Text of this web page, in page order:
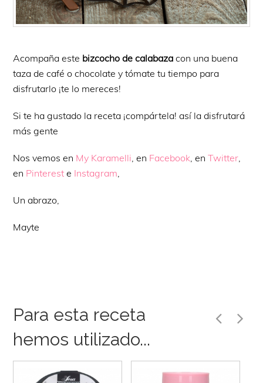
Acompaña este bizcocho de calabaza con una buena
taza de café o chocolate y tómate tu tiempo para
disfrutarlo ¡te lo mereces!
Si te ha gustado la receta ¡compártela! así la disfrutará
más gente
Nos vemos en My Karamelli , en Facebook , enTwitter
en Pinterest e Instagram
Un abrazo,
Mayte
Para esta receta
hemos utilizado...